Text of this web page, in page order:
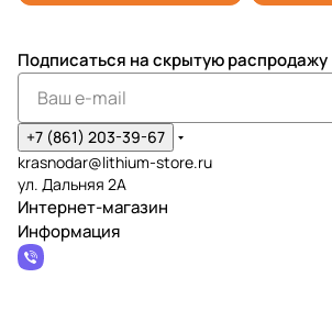
Подписаться на скрытую распродажу
+7 (861) 203-39-67
krasnodar@lithium-store.ru
ул. Дальняя 2А
Интернет-магазин
Информация